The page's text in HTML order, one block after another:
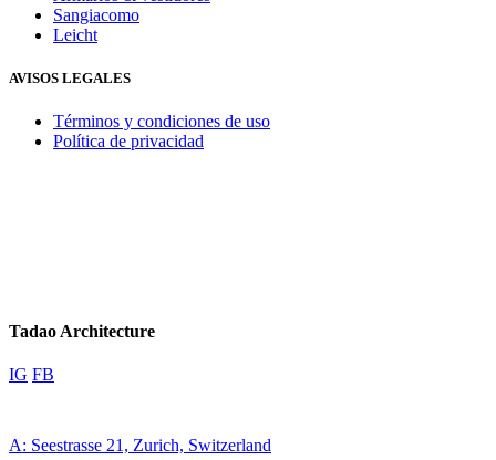
Sangiacomo
Leicht
AVISOS LEGALES
Términos y condiciones de uso
Política de privacidad
Tadao Architecture
IG FB
A: Seestrasse 21, Zurich, Switzerland